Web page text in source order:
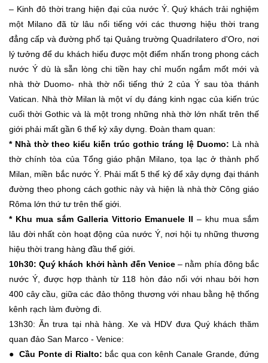
– Kinh đô thời trang hiện đại của nước Ý. Quý khách trải nghiệm
một Milano đã từ lâu nổi tiếng với các thương hiệu thời trang
đẳng cấp và đường phố tại Quảng trường Quadrilatero d'Oro, nơi
lý tưởng để du khách hiểu được một điểm nhấn trong phong cách
nước Ý dù là sẵn lòng chi tiền hay chỉ muốn ngắm mốt mới và
nhà thờ Duomo- nhà thờ nổi tiếng thứ 2 của Ý sau tòa thánh
Vatican. Nhà thờ Milan là một ví dụ đáng kinh ngạc của kiến trúc
cuối thời Gothic và là một trong những nhà thờ lớn nhất trên thế
giới phải mất gần 6 thế kỷ xây dựng. Đoàn tham quan:
* Nhà thờ theo kiểu kiến trúc gothic tráng lệ Duomo: Là nhà
thờ chính tòa của Tổng giáo phận Milano, tọa lạc ở thành phố
Milan, miền bắc nước Ý. Phải mất 5 thế kỷ để xây dựng đại thánh
đường theo phong cách gothic này và hiện là nhà thờ Công giáo
Rôma lớn thứ tư trên thế giới.
* Khu mua sắm Galleria Vittorio Emanuele II – khu mua sắm
lâu đời nhất còn hoạt động của nước Ý, nơi hội tụ những thương
hiệu thời trang hàng đầu thế giới.
10h30: Quý khách khởi hành đến Venice– nằm phía đông bắc
nước Ý, được hợp thành từ 118 hòn đảo nối với nhau bởi hơn
400 cây cầu, giữa các đảo thông thương với nhau bằng hệ thống
kênh rạch làm đường đi.
13h30: Ăn trưa tại nhà hàng. Xe và HDV đưa Quý khách thăm
quan đảo San Marco - Venice:
● Cầu Ponte di Rialto: bắc qua con kênh Canale Grande, đứng